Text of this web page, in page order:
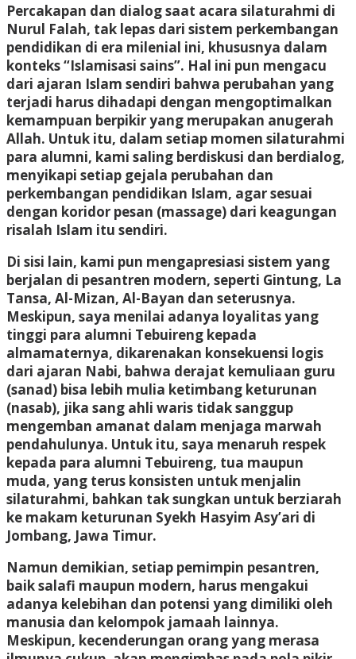
Percakapan dan dialog saat acara silaturahmi di
Nurul Falah, tak lepas dari sistem perkembangan
pendidikan di era milenial ini, khususnya dalam
konteks “Islamisasi sains”. Hal ini pun mengacu
dari ajaran Islam sendiri bahwa perubahan yang
terjadi harus dihadapi dengan mengoptimalkan
kemampuan berpikir yang merupakan anugerah
Allah. Untuk itu, dalam setiap momen silaturahmi
para alumni, kami saling berdiskusi dan berdialog,
menyikapi setiap gejala perubahan dan
perkembangan pendidikan Islam, agar sesuai
dengan koridor pesan (massage) dari keagungan
risalah Islam itu sendiri.
Di sisi lain, kami pun mengapresiasi sistem yang
berjalan di pesantren modern, seperti Gintung, La
Tansa, Al-Mizan, Al-Bayan dan seterusnya.
Meskipun, saya menilai adanya loyalitas yang
tinggi para alumni Tebuireng kepada
almamaternya, dikarenakan konsekuensi logis
dari ajaran Nabi, bahwa derajat kemuliaan guru
(sanad) bisa lebih mulia ketimbang keturunan
(nasab), jika sang ahli waris tidak sanggup
mengemban amanat dalam menjaga marwah
pendahulunya. Untuk itu, saya menaruh respek
kepada para alumni Tebuireng, tua maupun
muda, yang terus konsisten untuk menjalin
silaturahmi, bahkan tak sungkan untuk berziarah
ke makam keturunan Syekh Hasyim Asy’ari di
Jombang, Jawa Timur.
Namun demikian, setiap pemimpin pesantren,
baik salafi maupun modern, harus mengakui
adanya kelebihan dan potensi yang dimiliki oleh
manusia dan kelompok jamaah lainnya.
Meskipun, kecenderungan orang yang merasa